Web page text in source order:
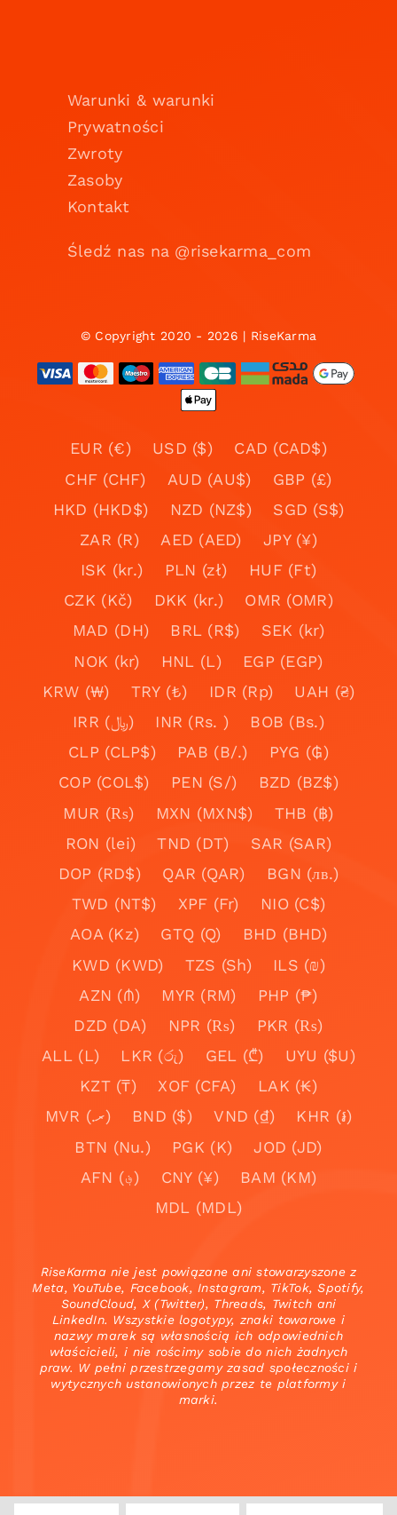
Warunki & warunki
Prywatności
Zwroty
Zasoby
Kontakt
Śledź nas na @risekarma_com
© Copyright 2020 - 2026 | RiseKarma
EUR (€) USD ($)
CAD (CAD$)
CHF (CHF)
AUD (AU$)
GBP (£)
HKD (HKD$)
NZD (NZ$)
SGD (S$)
ZAR (R)
AED (AED)
JPY (¥)
ISK (kr.)
PLN (zł)
HUF (Ft)
CZK (Kč)
DKK (kr.)
OMR (OMR)
MAD (DH)
BRL (R$)
SEK (kr)
NOK (kr)
HNL (L)
EGP (EGP)
KRW (₩)
TRY (₺) IDR (Rp)
UAH (₴)
IRR (﷼)
INR (Rs. )
BOB (Bs.)
CLP (CLP$)
PAB (B/.)
PYG (₲)
COP (COL$)
PEN (S/)
BZD (BZ$)
MUR (₨)
MXN (MXN$)
THB (฿)
RON (lei)
TND (DT)
SAR (SAR)
DOP (RD$)
QAR (QAR)
BGN (лв.)
TWD (NT$)
XPF (Fr)
NIO (C$)
AOA (Kz)
GTQ (Q)
BHD (BHD)
KWD (KWD)
TZS (Sh)
ILS (₪)
AZN (₼)
MYR (RM)
PHP (₱)
DZD (DA)
NPR (₨)
PKR (₨)
ALL (L)
LKR (රු) GEL (₾)
UYU ($U)
KZT (₸)
XOF (CFA)
LAK (₭)
MVR (.ރ)
BND ($) VND (₫)
KHR (៛)
BTN (Nu.)
PGK (K)
JOD (JD)
AFN (؋)
CNY (¥)
BAM (KM)
MDL (MDL)
RiseKarma nie jest powiązane ani stowarzyszone z
Meta, YouTube, Facebook, Instagram, TikTok, Spotify,
SoundCloud, X (Twitter), Threads, Twitch ani
LinkedIn. Wszystkie logotypy, znaki towarowe i
nazwy marek są własnością ich odpowiednich
właścicieli, i nie rościmy sobie do nich żadnych
praw. W pełni przestrzegamy zasad społeczności i
wytycznych ustanowionych przez te platformy i
marki.